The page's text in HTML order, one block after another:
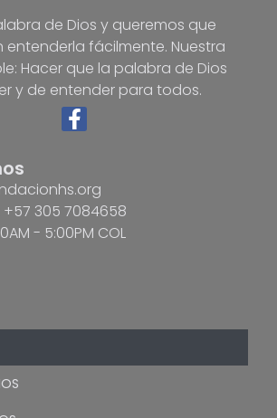
de Dios y queremos que
fácilmente. Nuestra
Hacer que la palabra de Dios
y de entender para todos.
305 7084658
- 5:00PM COL